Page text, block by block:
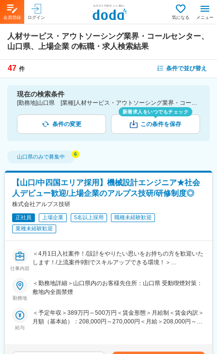
会員登録 ログイン 気になる メニュー
人材サービス・アウトソーシング業界・コールセンター、
山口県、上場企業 の転職・求人検索結果
47 件 条件で並び替え
現在の検索条件
[勤務地]山口県 [業種]人材サービス・アウトソーシング業界・コールセンター [詳細条件](会社・職場の環境)上場企業
条件の変更
新着求人をいつでもチェック
この条件を保存
山口県のみで募集中
【山口/中四国エリア採用】機械設計エンジニア★社会
人デビュー歓迎/上場企業のアルプス技研/研修制度◎
株式会社アルプス技研
正社員 上場企業 5名以上採用
職種未経験歓迎
業種未経験歓迎
仕事内容
＜4月1日入社案件！/設計をやりたい思いをお持ちの方を歓迎いた
します！/上流案件9割でスキルアップできる環境！＞
■募集背景
現状として取引先とのプロジェクト要請案件が拡大しており、技
「ポテンシャル人材をプロフェッショナルな人材に」をテーマに
教育前提での増員採用をいたします。
勤務地
＜勤務地詳細＞山口県内のお客様先住所：山口県 受動喫煙対策：
敷地内全面禁煙
給与
＜予定年収＞389万円～500万円＜賃金形態＞月給制＜賃金内訳＞
月額（基本給）：208,000円～270,000円＜月給＞208,000円～